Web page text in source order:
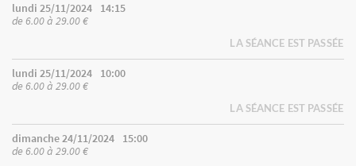
lundi 25/11/2024
14:15
de 6.00 à 29.00 €
LA SÉANCE EST PASSÉE
lundi 25/11/2024
10:00
de 6.00 à 29.00 €
LA SÉANCE EST PASSÉE
dimanche 24/11/2024
15:00
de 6.00 à 29.00 €